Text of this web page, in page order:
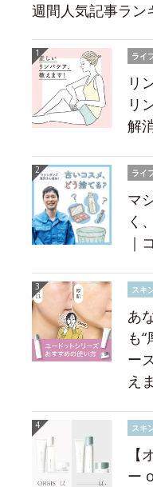
週間人気記事ラン
ライ
リ
リ
解
ライ
マ
く
｜
スキ
あ
も
ー
え
スキ
ー